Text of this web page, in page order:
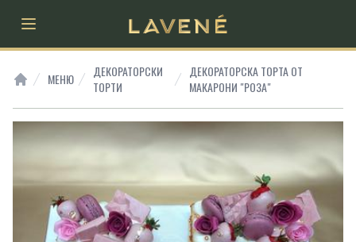
Open main menu
МЕНЮ
ДЕКОРАТОРСКИ
ТОРТИ
ДЕКОРАТОРСКА ТОРТА ОТ
МАКАРОНИ "РОЗА"